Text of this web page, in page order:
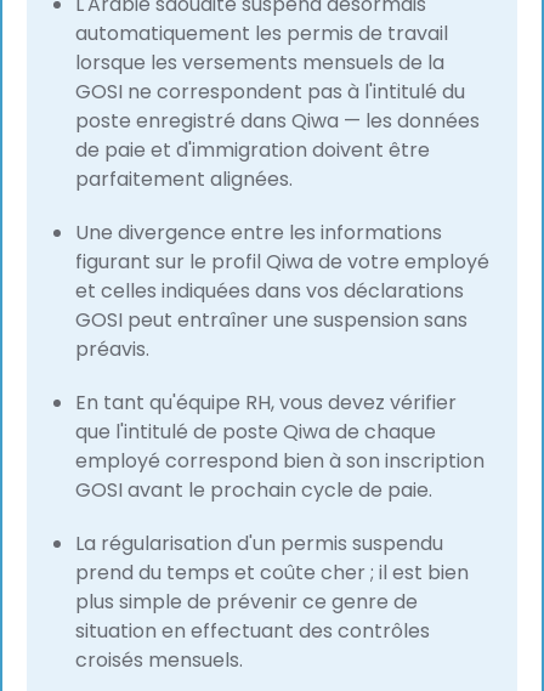
automatiquement les permis de travail
lorsque les versements mensuels de la
GOSI ne correspondent pas à l'intitulé du
poste enregistré dans Qiwa — les données
de paie et d'immigration doivent être
parfaitement alignées.
Une divergence entre les informations
figurant sur le profil Qiwa de votre employé
et celles indiquées dans vos déclarations
GOSI peut entraîner une suspension sans
préavis.
En tant qu'équipe RH, vous devez vérifier
que l'intitulé de poste Qiwa de chaque
employé correspond bien à son inscription
GOSI avant le prochain cycle de paie.
La régularisation d'un permis suspendu
prend du temps et coûte cher ; il est bien
plus simple de prévenir ce genre de
situation en effectuant des contrôles
croisés mensuels.